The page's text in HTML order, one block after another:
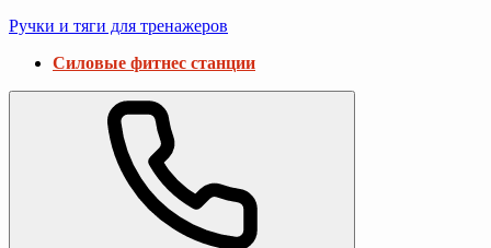
Ручки и тяги для тренажеров
Силовые фитнес станции